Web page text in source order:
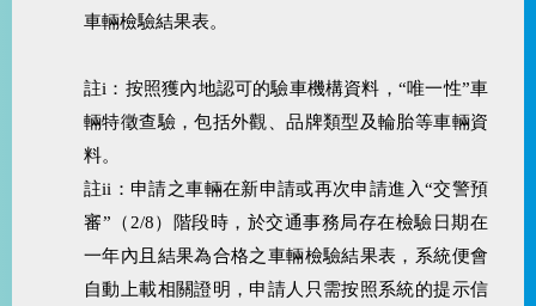
車輛檢驗結果表。
註i：按照獲內地認可的驗車機構資料，“唯一性”車
輛特徵查驗，包括外觀、品牌類型及輪胎等車輛資
料。
註ii：申請之車輛在新申請或再次申請進入“交警預
審”（2/8）階段時，於交通事務局存在檢驗日期在
一年內且結果為合格之車輛檢驗結果表，系統便會
自動上載相關證明，申請人只需按照系統的提示信